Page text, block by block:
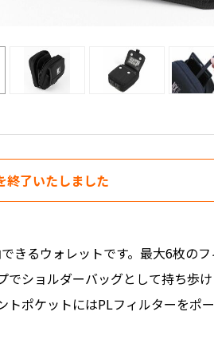
終了いたしました
きるウォレットです。最大6枚の
でショルダーバッグとして持ち歩
ポケットにはPLフィルターをポ